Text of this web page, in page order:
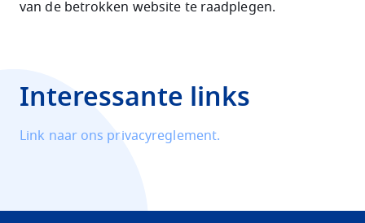
van de betrokken website te raadplegen.
Interessante links
Link naar ons privacyreglement.